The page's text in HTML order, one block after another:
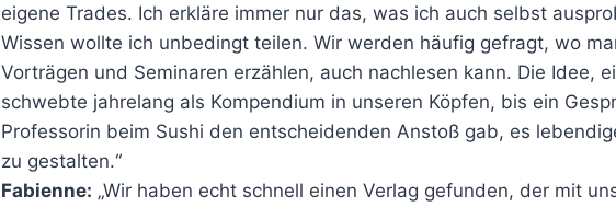
eigene Trades. Ich erkläre immer nur das, was ich auch selbst
Wissen wollte ich unbedingt teilen. Wir werden häufig gefragt, wo
Vorträgen und Seminaren erzählen, auch nachlesen kann. Die Idee,
schwebte jahrelang als Kompendium in unseren Köpfen, bis ein
Professorin beim Sushi den entscheidenden Anstoß gab, es
zu gestalten.“
Fabienne: „Wir haben echt schnell einen Verlag gefunden, der mit